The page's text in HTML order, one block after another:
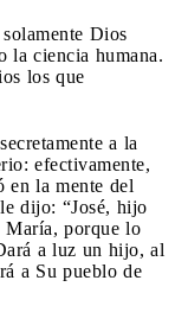
Dios
la ciencia humana.
los que
a la
efectivamente,
en la mente del
dijo: “José, hijo
María, porque lo
a luz un hijo, al
a Su pueblo de